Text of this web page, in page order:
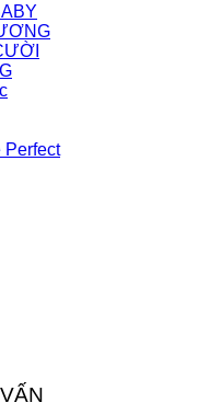
Perfect